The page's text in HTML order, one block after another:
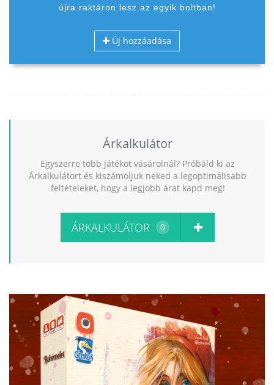
újra raktáron lesz az egyik boltban!
Új hozzáadása
Árkalkulátor
Egyszerre több játékot vásárolnál? Próbáld ki az
Árkalkulátort és kiszámoljuk neked a legoptimálisabb
feltételeket, hogy a legjobb árat kapd meg!
ÁRKALKULÁTOR 0